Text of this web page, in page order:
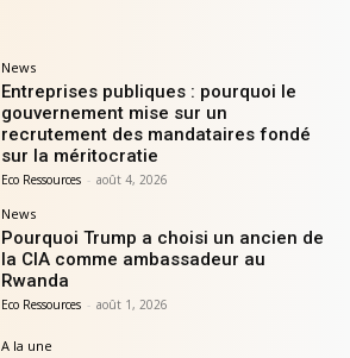
News
Entreprises publiques : pourquoi le
gouvernement mise sur un
recrutement des mandataires fondé
sur la méritocratie
Eco Ressources - août 4, 2026
News
Pourquoi Trump a choisi un ancien de
la CIA comme ambassadeur au
Rwanda
Eco Ressources - août 1, 2026
A la une